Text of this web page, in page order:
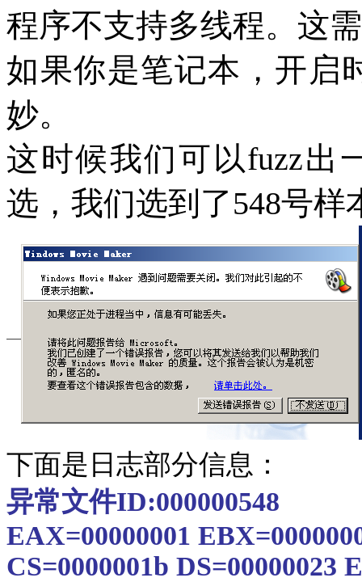
程序不支持多线程。这
如果你是笔记本，开启
妙。
这时候我们可以fuzz出
选，我们选到了548号样
下面是日志部分信息：
异常文件ID:000000548
EAX=00000001
CS=0000001b DS=00000023